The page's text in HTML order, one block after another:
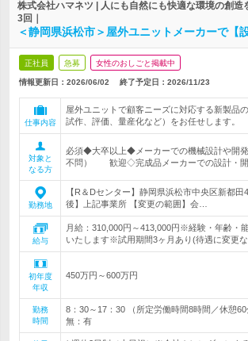
株式会社ハマネツ | 人にも自然にも快適な環境の創造
3回｜
＜静岡県浜松市＞屋外ユニットメーカーで【
正社員 急募 女性のおしごと掲載中
情報更新日：2026/06/02 終了予定日： 2026/11/23
仕事内容
屋外ユニットで顧客ニーズに対応する新製品
試作、評価、量産化など）をお任せします。
対象と
なる方
必須◆大卒以上◆メーカーでの機械設計や開
不問） 歓迎◇完成品メーカーでの設計・開
勤務地
【R＆Dセンター】静岡県浜松市中央区新都
後】上記事業所 【変更の範囲】会…
給与
月給：310,000円～413,000円※経験・年齢・
いたします※試用期間3ヶ月あり(待遇に変更
初年度
年収
450万円～600万円
勤務
時間
8：30～17：30 （所定労働時間8時間／休憩
無：有